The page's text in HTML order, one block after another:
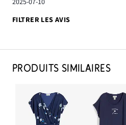
2025-07-10
FILTRER LES AVIS
PRODUITS SIMILAIRES